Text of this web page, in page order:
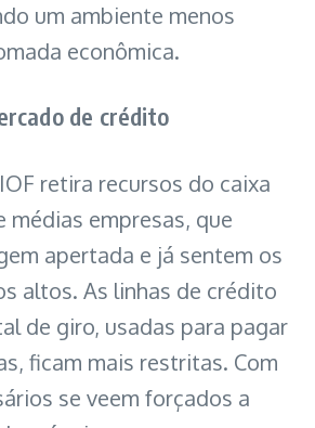
um ambiente menos
econômica.
de crédito
retira recursos do caixa
médias empresas, que
apertada e já sentem os
altos. As linhas de crédito
de giro, usadas para pagar
ficam mais restritas. Com
se veem forçados a